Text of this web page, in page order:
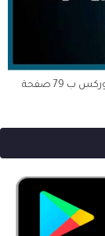
الكتاب عبارة عن مقدمة إحترافية عن سوق العملات - الفوركس ب 79 صفحة